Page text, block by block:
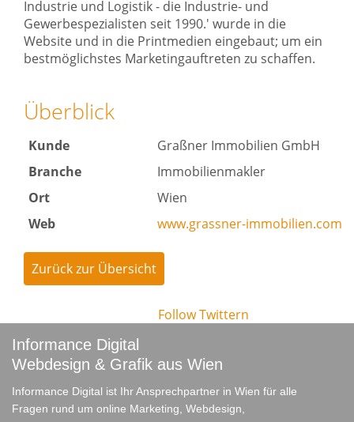
Industrie und Logistik - die Industrie- und
Gewerbespezialisten seit 1990.' wurde in die
Website und in die Printmedien eingebaut; um ein
bestmöglichstes Marketingauftreten zu schaffen.
Überblick
Kunde
Graßner Immobilien GmbH
Branche
Immobilienmakler
Ort
Wien
Web
www.grassner-immobilien.com
Zurück zur Übersicht
FollowTwittern
Informance Digital
Webdesign & Grafik aus Wien
Informance Digital ist Ihr Ansprechpartner in Wien für alle
Fragen rund um online Marketing, Webdesign,